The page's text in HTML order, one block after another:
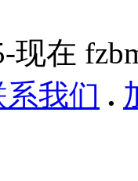
现在
系我们 .